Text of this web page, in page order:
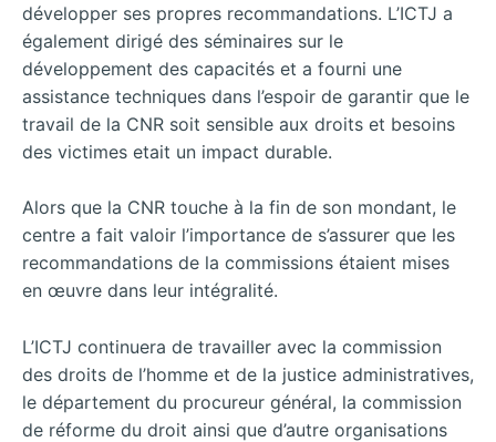
développer ses propres recommandations. L’ICTJ a
également dirigé des séminaires sur le
développement des capacités et a fourni une
assistance techniques dans l’espoir de garantir que le
travail de la CNR soit sensible aux droits et besoins
des victimes etait un impact durable.
Alors que la CNR touche à la fin de son mondant, le
centre a fait valoir l’importance de s’assurer que les
recommandations de la commissions étaient mises
en œuvre dans leur intégralité.
L’ICTJ continuera de travailler avec la commission
des droits de l’homme et de la justice administratives,
le département du procureur général, la commission
de réforme du droit ainsi que d’autre organisations